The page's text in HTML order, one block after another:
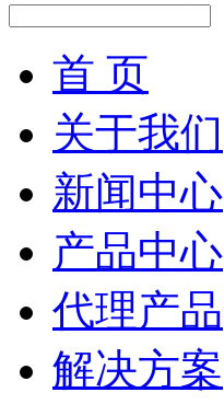
首 页
关于我们
新闻中心
产品中心
代理产品
解决方案